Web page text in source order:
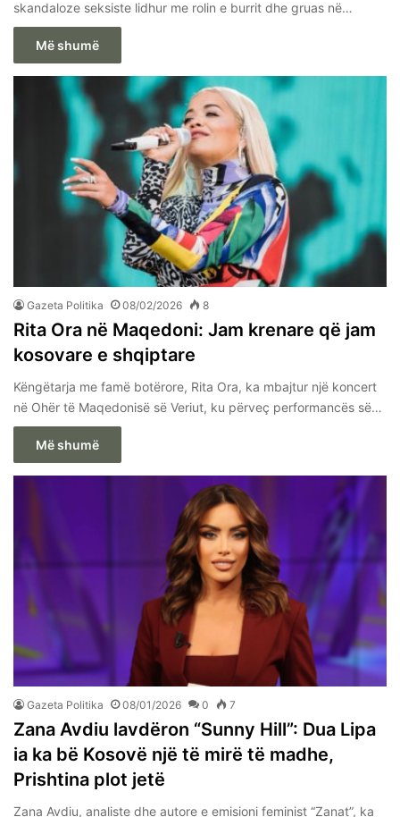
skandaloze seksiste lidhur me rolin e burrit dhe gruas në…
Më shumë
Gazeta Politika 08/02/2026 8
Rita Ora në Maqedoni: Jam krenare që jam
kosovare e shqiptare
Këngëtarja me famë botërore, Rita Ora, ka mbajtur një koncert
në Ohër të Maqedonisë së Veriut, ku përveç performancës së…
Më shumë
Gazeta Politika 08/01/2026 0 7
Zana Avdiu lavdëron “Sunny Hill”: Dua Lipa
ia ka bë Kosovë një të mirë të madhe,
Prishtina plot jetë
Zana Avdiu, analiste dhe autore e emisioni feminist “Zanat”, ka